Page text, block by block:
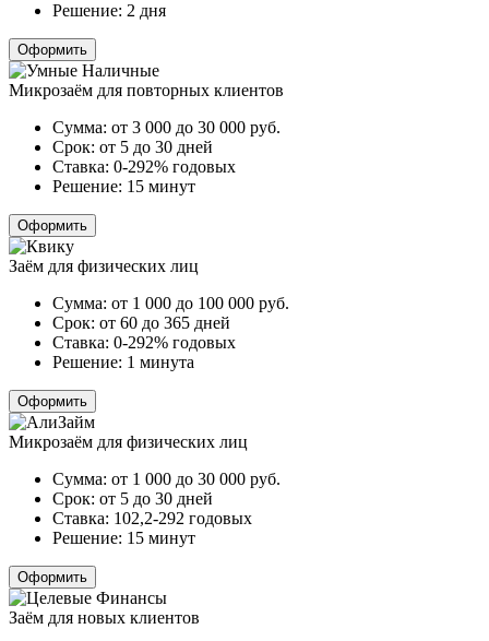
Решение: 2 дня
Оформить
Микрозаём для повторных клиентов
Сумма: от 3 000 до 30 000 руб.
Срок: от 5 до 30 дней
Ставка: 0-292% годовых
Решение: 15 минут
Оформить
Заём для физических лиц
Сумма: от 1 000 до 100 000 руб.
Срок: от 60 до 365 дней
Ставка: 0-292% годовых
Решение: 1 минута
Оформить
Микрозаём для физических лиц
Сумма: от 1 000 до 30 000 руб.
Срок: от 5 до 30 дней
Ставка: 102,2-292 годовых
Решение: 15 минут
Оформить
Заём для новых клиентов